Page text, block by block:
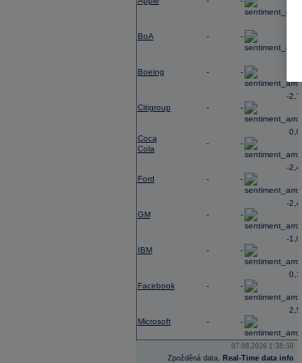
BoA - -
Boeing - -
Citigroup - -
-2,78
Coca
Cola
- -
0,02
Ford - -
-2,41
GM - -
-2,49
IBM - -
-1,06
Facebook - -
0,19
Microsoft - -
2,54
07.08.2026 1:38:50
Zpožděná data, Real-Time data info